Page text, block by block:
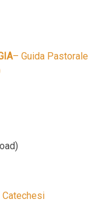
– Guida Pastorale
Catechesi